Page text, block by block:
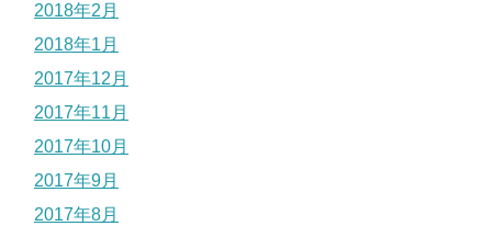
2018年2月
2018年1月
2017年12月
2017年11月
2017年10月
2017年9月
2017年8月